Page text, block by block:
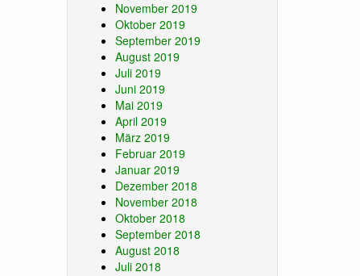
November 2019
Oktober 2019
September 2019
August 2019
Juli 2019
Juni 2019
Mai 2019
April 2019
März 2019
Februar 2019
Januar 2019
Dezember 2018
November 2018
Oktober 2018
September 2018
August 2018
Juli 2018